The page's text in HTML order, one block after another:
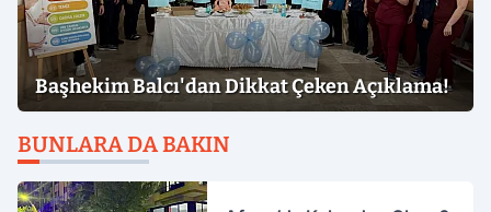
Başhekim Balcı'dan Dikkat Çeken Açıklama!
BUNLARA DA BAKIN